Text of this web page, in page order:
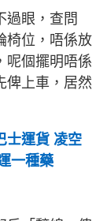
過眼，查問
椅位，唔係放
呢個擺明唔係
俾上車，居然
士運貨 凌空
一種藥